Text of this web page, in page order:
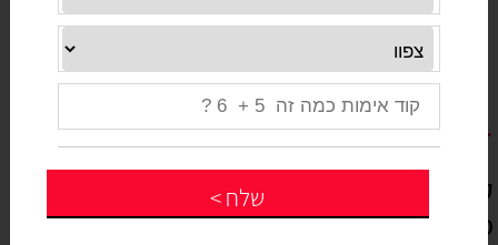
בגדי ילדים אונליין
קנית בגדי ילדים - און ליין , מגוון רחב של פרטים ,
מהחברות הידועות בעולם במקום אחד
שלח>